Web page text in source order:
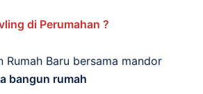
di Perumahan ?
Rumah Baru bersama mandor
bangun rumah